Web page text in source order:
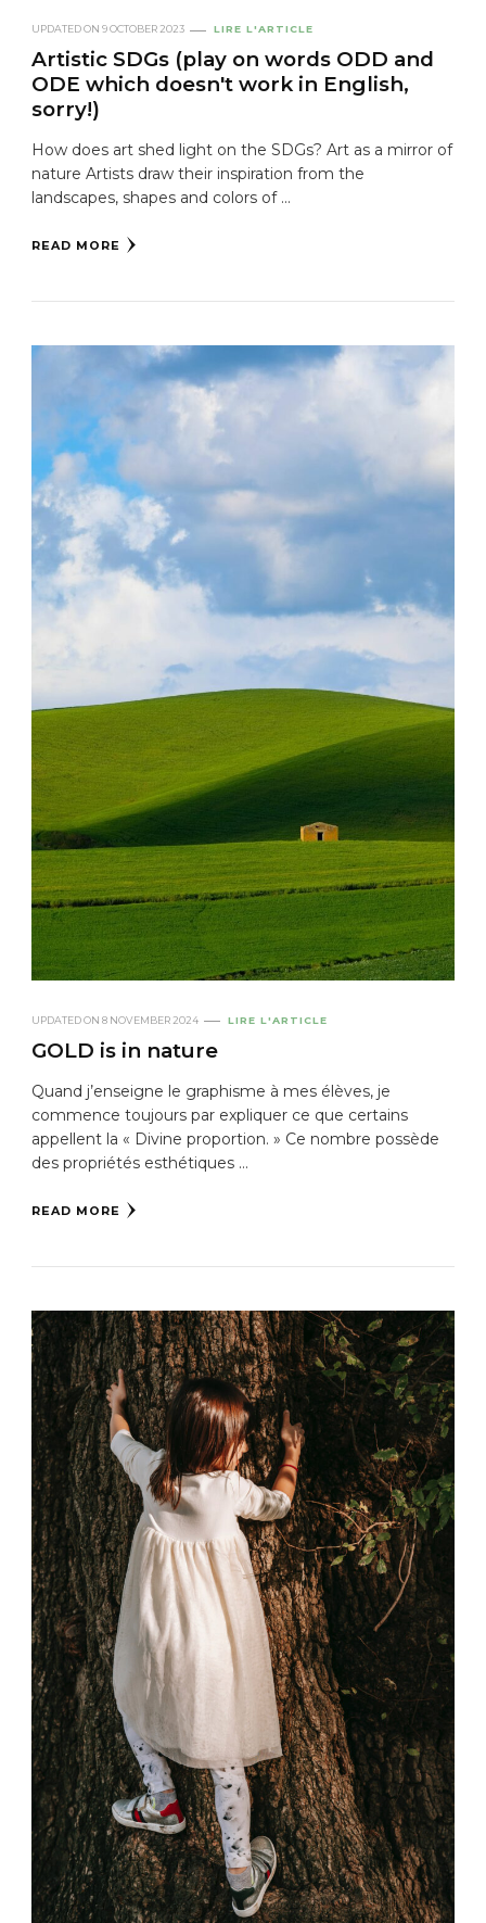
UPDATED ON 9 OCTOBER 2023 LIRE L'ARTICLE
Artistic SDGs (play on words ODD and
ODE which doesn't work in English,
sorry!)
How does art shed light on the SDGs? Art as a mirror of
nature Artists draw their inspiration from the
landscapes, shapes and colors of ...
READ MORE
UPDATED ON 8 NOVEMBER 2024 LIRE L'ARTICLE
GOLD is in nature
Quand j’enseigne le graphisme à mes élèves, je
commence toujours par expliquer ce que certains
appellent la « Divine proportion. » Ce nombre possède
des propriétés esthétiques …
READ MORE